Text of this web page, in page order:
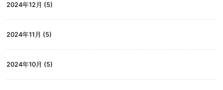
2024年12月 (5)
2024年11月 (5)
2024年10月 (5)